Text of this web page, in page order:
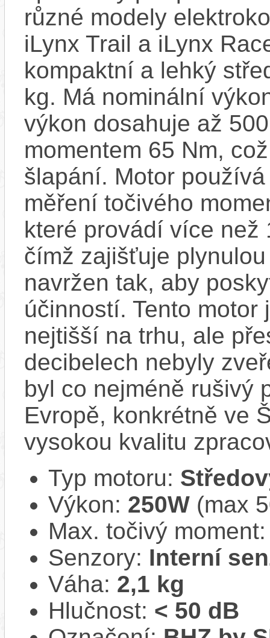
různé modely
iLynx Trail a iLynx
kompaktní a lehký
kg. Má nominální
výkon dosahuje až
momentem 65 Nm,
šlapání. Motor
měření točivého
které provádí více než
čímž zajišťuje
navržen tak, aby
účinností​. Tento
nejtišší na trhu, ale
decibelech nebyly
byl co nejméně rušivý
Evropě, konkrétně ve
vysokou kvalitu
Typ motoru:
Výkon: 250W (max
Max. točivý
Senzory: Interní
Váha: 2,1 kg
Hlučnost: < 50 dB